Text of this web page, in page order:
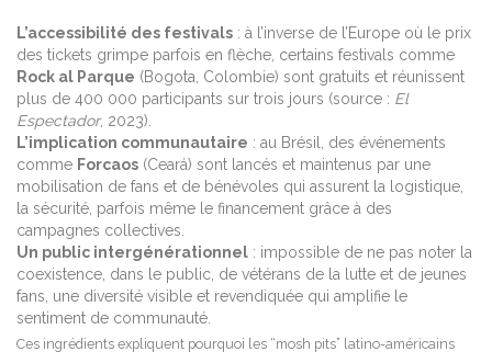
L’accessibilité des festivals : à l’inverse de l’Europe où le prix
des tickets grimpe parfois en flèche, certains festivals comme
Rock al Parque (Bogota, Colombie) sont gratuits et réunissent
plus de 400 000 participants sur trois jours (source : El
Espectador, 2023).
L’implication communautaire : au Brésil, des événements
comme Forcaos (Ceará) sont lancés et maintenus par une
mobilisation de fans et de bénévoles qui assurent la logistique,
la sécurité, parfois même le financement grâce à des
campagnes collectives.
Un public intergénérationnel : impossible de ne pas noter la
coexistence, dans le public, de vétérans de la lutte et de jeunes
fans, une diversité visible et revendiquée qui amplifie le
sentiment de communauté.
Ces ingrédients expliquent pourquoi les “mosh pits” latino-américains